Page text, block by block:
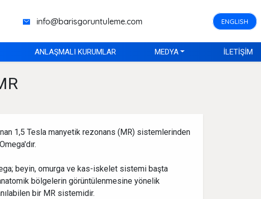
info@barisgoruntuleme.com ENGLISH
ANLAŞMALI KURUMLAR MEDYA İLETİŞİM
1,5 Tesla manyetik rezonans (MR) sistemlerinden
beyin, omurga ve kas-iskelet sistemi başta
bölgelerin görüntülenmesine yönelik
bir MR sistemidir.